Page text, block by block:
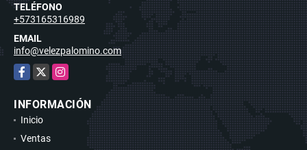
TELÉFONO
+573165316989
EMAIL
info@velezpalomino.com
Facebook
X Instagram
INFORMACIÓN
Inicio
Ventas